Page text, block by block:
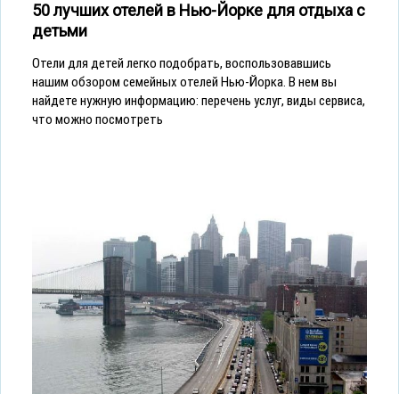
50 лучших отелей в Нью-Йорке для отдыха с
детьми
Отели для детей легко подобрать, воспользовавшись
нашим обзором семейных отелей Нью-Йорка. В нем вы
найдете нужную информацию: перечень услуг, виды сервиса,
что можно посмотреть